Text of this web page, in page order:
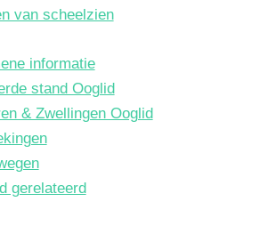
van scheelzien
informatie
stand Ooglid
& Zwellingen Ooglid
gerelateerd